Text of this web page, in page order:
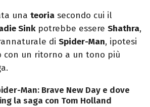
una teoria secondo cui il
Sinkpotrebbe essere Shathra,
di Spider-Man, ipotesi
con un ritorno a un tono più
Man: Brave New Day e dove
la saga con Tom Holland